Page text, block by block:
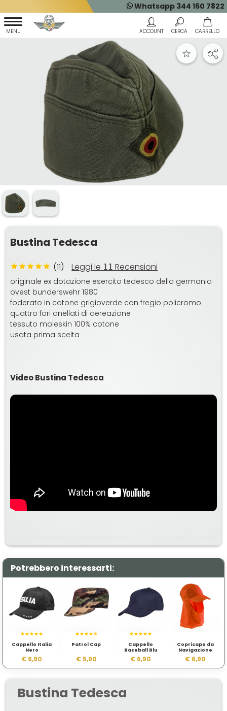
Whatsapp 344 160 7822
Bustina Tedesca
(11) Leggi le 11 Recensioni
originale ex dotazione esercito tedesco della germania
ovest bunderswehr 1980
foderato in cotone grigioverde con fregio policromo
quattro fori anellati di aereazione
tessuto moleskin 100% cotone
usata prima scelta
Video Bustina Tedesca
Potrebbero interessarti:
Cappello Italia
Nero
€ 6,90
Patrol Cap
€ 5,90
Cappello
Baseball Blu
scuro Marina
€ 6,90
Copricapo da
Navigazione
Marina Militare
€ 6,90
Bustina Tedesca